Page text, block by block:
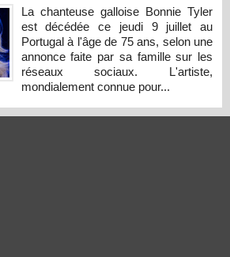
La chanteuse galloise Bonnie Tyler
est décédée ce jeudi 9 juillet au
Portugal à l'âge de 75 ans, selon une
annonce faite par sa famille sur les
réseaux sociaux. L'artiste,
mondialement connue pour...